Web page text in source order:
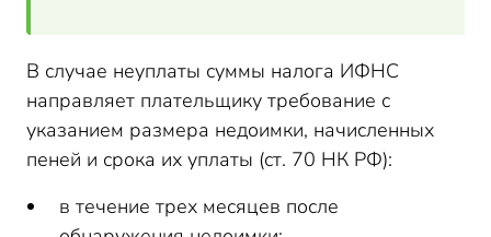
В случае неуплаты суммы налога ИФНС
направляет плательщику требование с
указанием размера недоимки, начисленных
пеней и срока их уплаты (ст. 70 НК РФ):
в течение трех месяцев после